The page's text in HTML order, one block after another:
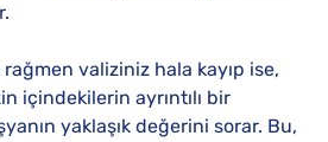
valiziniz hala kayıp ise,
içindekilerin ayrıntılı bir
yaklaşık değerini sorar. Bu,